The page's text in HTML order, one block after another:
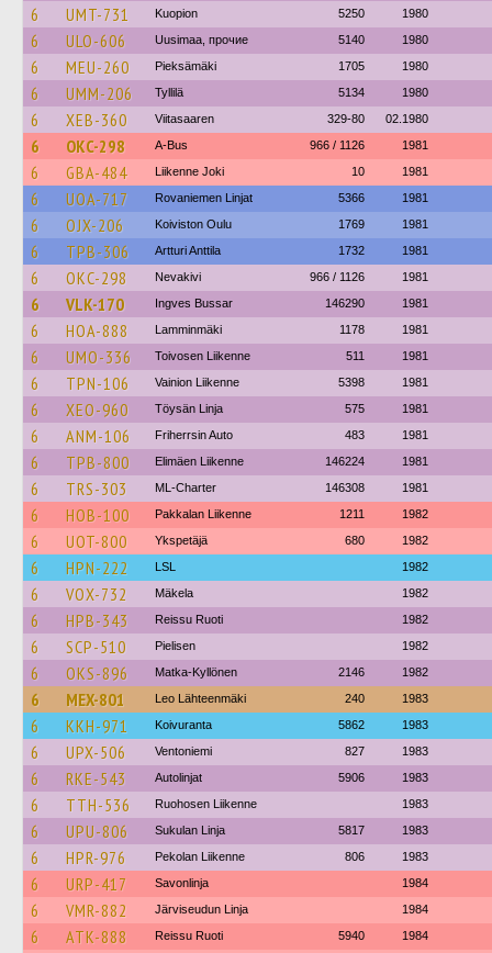
6 UMT-731 Kuopion 5250 1980
6 ULO-606 Uusimaa, прочие 5140 1980
6 MEU-260 Pieksämäki 1705 1980
6 UMM-206 Tyllilä 5134 1980
6 XEB-360 Viitasaaren 329-80 02.1980
6 OKC-298 A-Bus 966 / 1126 1981
6 GBA-484 Liikenne Joki 10 1981
6 UOA-717 Rovaniemen Linjat 5366 1981
6 OJX-206 Koiviston Oulu 1769 1981
6 TPB-306 Artturi Anttila 1732 1981
6 OKC-298 Nevakivi 966 / 1126 1981
6 VLK-170 Ingves Bussar 146290 1981
6 HOA-888 Lamminmäki 1178 1981
6 UMO-336 Toivosen Liikenne 511 1981
6 TPN-106 Vainion Liikenne 5398 1981
6 XEO-960 Töysän Linja 575 1981
6 ANM-106 Friherrsin Auto 483 1981
6 TPB-800 Elimäen Liikenne 146224 1981
6 TRS-303 ML-Charter 146308 1981
6 HOB-100 Pakkalan Liikenne 1211 1982
6 UOT-800 Ykspetäjä 680 1982
6 HPN-222 LSL 1982
6 VOX-732 Mäkela 1982
6 HPB-343 Reissu Ruoti 1982
6 SCP-510 Pielisen 1982
6 OKS-896 Matka-Kyllönen 2146 1982
6 MEX-801 Leo Lähteenmäki 240 1983
6 KKH-971 Koivuranta 5862 1983
6 UPX-506 Ventoniemi 827 1983
6 RKE-543 Autolinjat 5906 1983
6 TTH-536 Ruohosen Liikenne 1983
6 UPU-806 Sukulan Linja 5817 1983
6 HPR-976 Pekolan Liikenne 806 1983
6 URP-417 Savonlinja 1984
6 VMR-882 Järviseudun Linja 1984
6 ATK-888 Reissu Ruoti 5940 1984